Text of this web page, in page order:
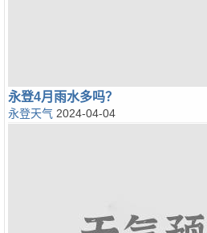
永登4月雨水多吗？
永登天气 2024-04-04